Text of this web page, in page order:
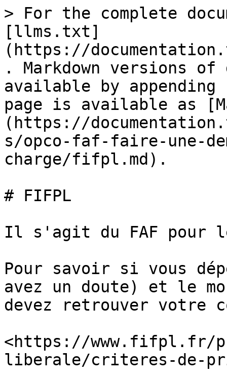
> For the complete
[llms.txt]
(https://
. Markdown versions of
available by
page is available as
(https://
s/opco-faf-faire-une-
charge/fifpl.md).
# FIFPL
Il s'agit du FAF pour
Pour savoir si vous
avez un doute) et le
devez retrouver votre
<https://www.fifpl.fr/
liberale/criteres-de-